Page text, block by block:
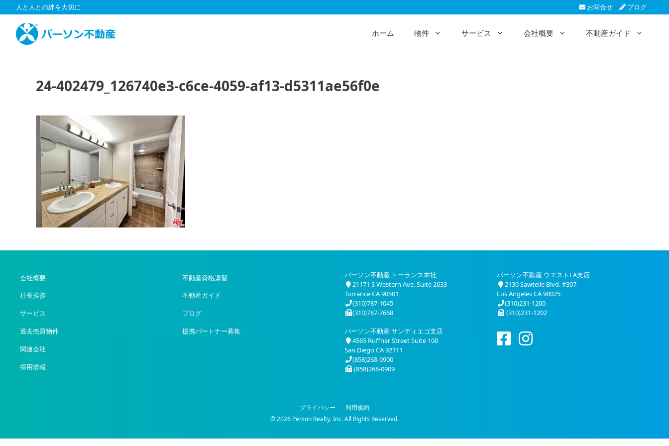
ン
人と人との絆を大切に お問合せ ブログ
ホーム 物件 サービス 会社概要 不動産ガイド
24-402479_126740e3-c6ce-4059-af13-d5311ae56f0e
会社概要
社長挨拶
サービス
過去売買物件
関連会社
採用情報
不動産資格講習
不動産ガイド
ブログ
提携パートナー募集
パーソン不動産 トーランス本社
21171 S Western Ave. Suite 2633
Torrance CA 90501
(310)787-1045
(310)787-7668
パーソン不動産 ウエストLA支店
2130 Sawtelle Blvd. #307
Los Angeles CA 90025
(310)231-1200
(310)231-1202
パーソン不動産 サンディエゴ支店
4565 Ruffner Street Suite 100
San Diego CA 92111
(858)268-0900
(858)268-0909
プライバシー
利用規約
© 2026 Person Realty, Inc. All Rights Reserved.